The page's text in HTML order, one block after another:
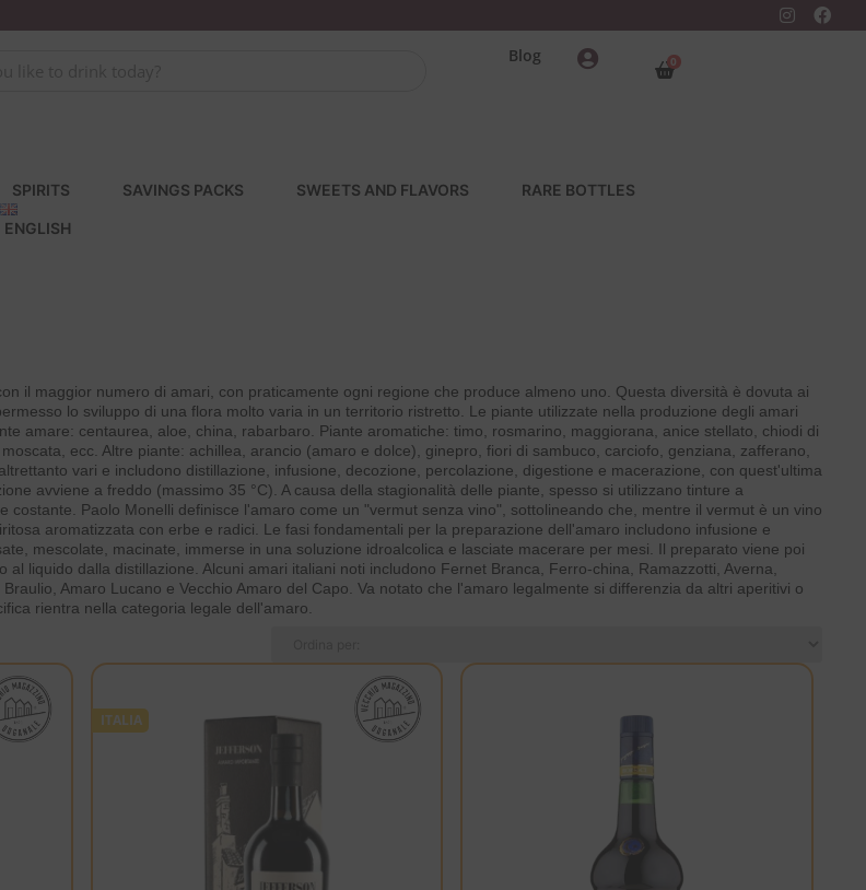
Blog 0
SPIRITS SAVINGS PACKS SWEETS AND FLAVORS RARE BOTTLES
ENGLISH
il maggior numero di amari, con praticamente ogni regione che produce almeno uno. Questa diversità è dovuta ai
lo sviluppo di una flora molto varia in un territorio ristretto. Le piante utilizzate nella produzione degli amari
amare: centaurea, aloe, china, rabarbaro. Piante aromatiche: timo, rosmarino, maggiorana, anice stellato, chiodi di
ecc. Altre piante: achillea, arancio (amaro e dolce), ginepro, fiori di sambuco, carciofo, genziana, zafferano,
vari e includono distillazione, infusione, decozione, percolazione, digestione e macerazione, con quest'ultima
avviene a freddo (massimo 35 °C). A causa della stagionalità delle piante, spesso si utilizzano tinture a
costante. Paolo Monelli definisce l'amaro come un "vermut senza vino", sottolineando che, mentre il vermut è un vino
aromatizzata con erbe e radici. Le fasi fondamentali per la preparazione dell'amaro includono infusione e
mescolate, macinate, immerse in una soluzione idroalcolica e lasciate macerare per mesi. Il preparato viene poi
al liquido dalla distillazione. Alcuni amari italiani noti includono Fernet Branca, Ferro-china, Ramazzotti, Averna,
Amaro Lucano e Vecchio Amaro del Capo. Va notato che l'amaro legalmente si differenzia da altri aperitivi o
rientra nella categoria legale dell'amaro.
ITALIA